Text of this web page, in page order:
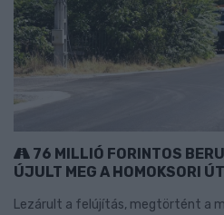
76 MILLIÓ FORINTOS
ÚJULT MEG A HOMOKSORI
Lezárult a felújítás, megtörtént a